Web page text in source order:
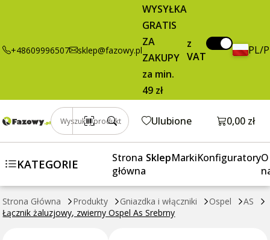
+48609996507 sklep@fazowy.pl
WYSYŁKA
GRATIS
ZA
ZAKUPY
za min.
49 zł
z
VAT
PL/
Wyszukaj produkt Ulubione Otwórz
0,00 zł
KATEGORIE
Strona
główna
SklepMarkiKonfiguratoryO
Strona Główna Produkty Gniazdka i włączniki Ospel
AS
Łącznik żaluzjowy, zwierny Ospel As Srebrny
brutto / szt. Dodaj do koszyka